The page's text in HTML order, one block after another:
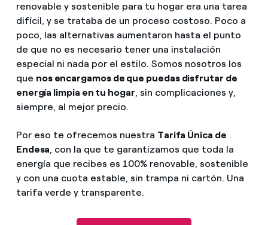
renovable y sostenible para tu hogar era una tarea
difícil, y se trataba de un proceso costoso. Poco a
poco, las alternativas aumentaron hasta el punto
de que no es necesario tener una instalación
especial ni nada por el estilo. Somos nosotros los
que nos encargamos de que puedas disfrutar de
energía limpia en tu hogar, sin complicaciones y,
siempre, al mejor precio.
Por eso te ofrecemos nuestra Tarifa Única de
Endesa, con la que te garantizamos que toda la
energía que recibes es 100% renovable, sostenible
y con una cuota estable, sin trampa ni cartón. Una
tarifa verde y transparente.